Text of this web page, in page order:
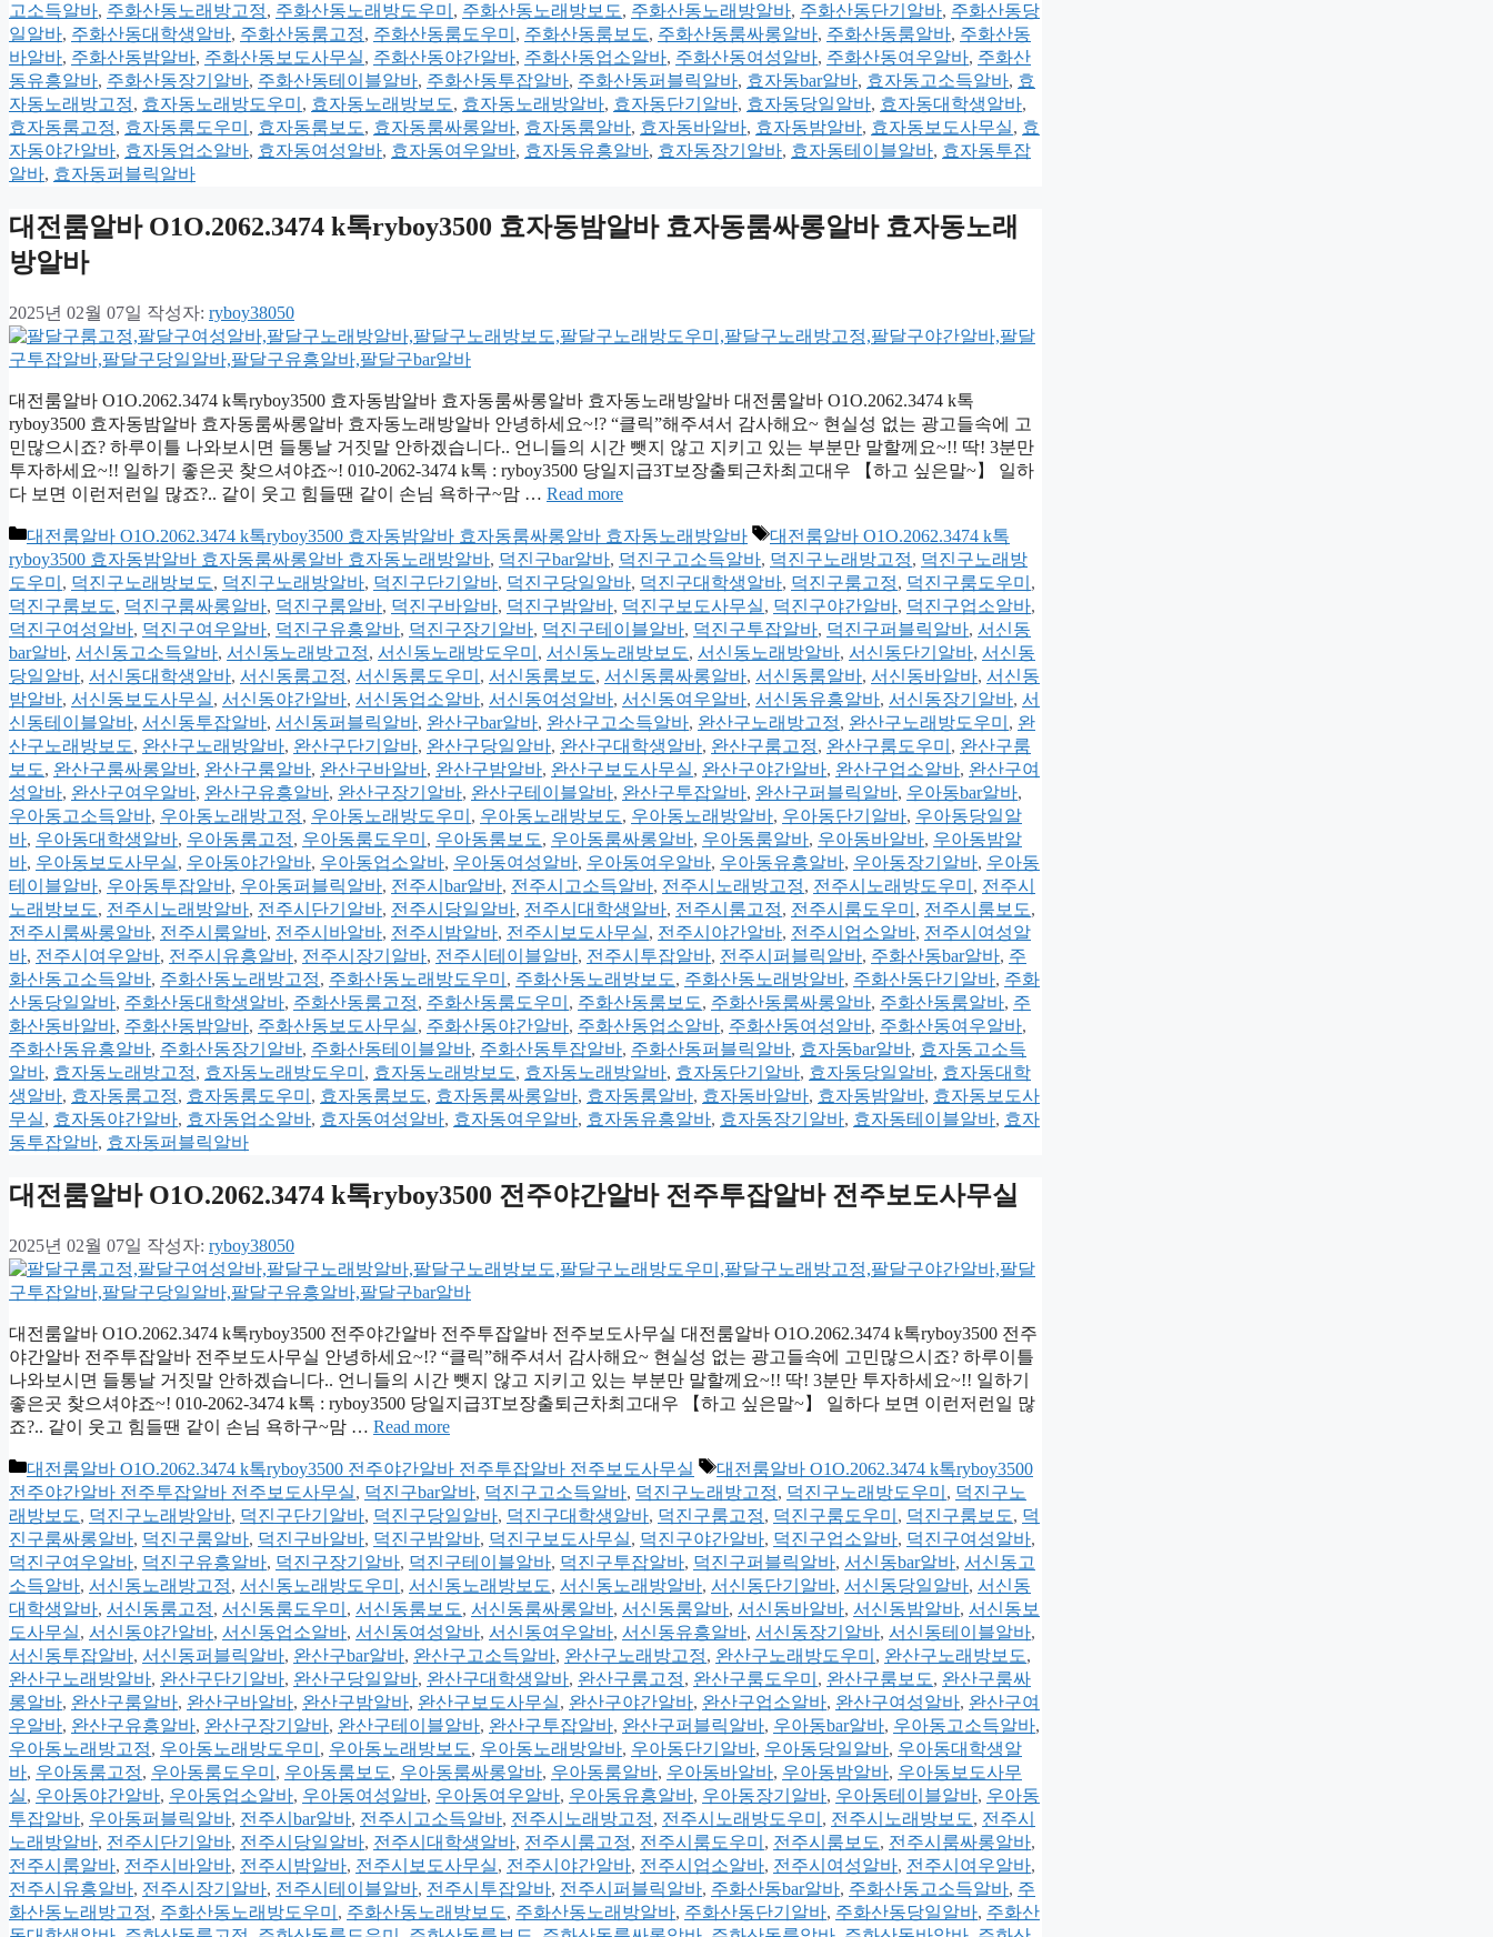
고소득알바, 주화산동노래방고정, 주화산동노래방도우미 , 주화산동노래방보도, 주화산동노래방알바, 주화산동단기알바, 주화산동당
일알바, 주화산동대학생알바, 주화산동룸고정, 주화산동룸도우미 , 주화산동룸보도, 주화산동룸싸롱알바, 주화산동룸알바, 주화산동
바알바, 주화산동밤알바, 주화산동보도사무실, 주화산동야간알바, 주화산동업소알바, 주화산동여성알바, 주화산동여우알바, 주화산
동유흥알바, 주화산동장기알바, 주화산동테이블알바, 주화산동투잡알바, 주화산동퍼블릭알바, 효자동bar알바, 효자동고소득알바, 효
자동노래방고정, 효자동노래방도우미 , 효자동노래방보도, 효자동노래방알바, 효자동단기알바, 효자동당일알바, 효자동대학생알바,
효자동룸고정, 효자동룸도우미 , 효자동룸보도, 효자동룸싸롱알바, 효자동룸알바, 효자동바알바, 효자동밤알바, 효자동보도사무실, 효
자동야간알바, 효자동업소알바, 효자동여성알바, 효자동여우알바, 효자동유흥알바, 효자동장기알바, 효자동테이블알바, 효자동투잡
알바, 효자동퍼블릭알바
대전룸알바 O1O.2062.3474 k톡ryboy3500 효자동밤알바 효자동룸싸롱알바 효자동노래
방알바
2025년 02월 07일 작성자: ryboy38050
대전룸알바 O1O.2062.3474 k톡ryboy3500 효자동밤알바 효자동룸싸롱알바 효자동노래방알바 대전룸알바 O1O.2062.3474 k톡
ryboy3500 효자동밤알바 효자동룸싸롱알바 효자동노래방알바 안녕하세요~!? “클릭”해주셔서 감사해요~ 현실성 없는 광고들속에 고
민많으시죠? 하루이틀 나와보시면 들통날 거짓말 안하겠습니다.. 언니들의 시간 뺏지 않고 지키고 있는 부분만 말할께요~!! 딱! 3분만
투자하세요~!! 일하기 좋은곳 찾으셔야죠~! 010-2062-3474 k톡 : ryboy3500 당일지급3T보장출퇴근차최고대우 【하고 싶은말~】 일하
다 보면 이런저런일 많죠?.. 같이 웃고 힘들땐 같이 손님 욕하구~맘 … Read more
카
테
고
리
대전룸알바 O1O.2062.3474 k톡ryboy3500 효자동밤알바 효자동룸싸롱알바 효자동노래방알바
태
그
대전룸알바 O1O.2062.3474 k톡
ryboy3500 효자동밤알바 효자동룸싸롱알바 효자동노래방알바, 덕진구bar알바, 덕진구고소득알바, 덕진구노래방고정, 덕진구노래방
도우미 , 덕진구노래방보도, 덕진구노래방알바, 덕진구단기알바, 덕진구당일알바, 덕진구대학생알바, 덕진구룸고정, 덕진구룸도우미 ,
덕진구룸보도, 덕진구룸싸롱알바, 덕진구룸알바, 덕진구바알바, 덕진구밤알바, 덕진구보도사무실, 덕진구야간알바, 덕진구업소알바,
덕진구여성알바, 덕진구여우알바, 덕진구유흥알바, 덕진구장기알바, 덕진구테이블알바, 덕진구투잡알바, 덕진구퍼블릭알바, 서신동
bar알바, 서신동고소득알바, 서신동노래방고정, 서신동노래방도우미 , 서신동노래방보도, 서신동노래방알바, 서신동단기알바, 서신동
당일알바, 서신동대학생알바, 서신동룸고정, 서신동룸도우미 , 서신동룸보도, 서신동룸싸롱알바, 서신동룸알바, 서신동바알바, 서신동
밤알바, 서신동보도사무실, 서신동야간알바, 서신동업소알바, 서신동여성알바, 서신동여우알바, 서신동유흥알바, 서신동장기알바, 서
신동테이블알바, 서신동투잡알바, 서신동퍼블릭알바, 완산구bar알바, 완산구고소득알바, 완산구노래방고정, 완산구노래방도우미 , 완
산구노래방보도, 완산구노래방알바, 완산구단기알바, 완산구당일알바, 완산구대학생알바, 완산구룸고정, 완산구룸도우미 , 완산구룸
보도, 완산구룸싸롱알바, 완산구룸알바, 완산구바알바, 완산구밤알바, 완산구보도사무실, 완산구야간알바, 완산구업소알바, 완산구여
성알바, 완산구여우알바, 완산구유흥알바, 완산구장기알바, 완산구테이블알바, 완산구투잡알바, 완산구퍼블릭알바, 우아동bar알바,
우아동고소득알바, 우아동노래방고정, 우아동노래방도우미 , 우아동노래방보도, 우아동노래방알바, 우아동단기알바, 우아동당일알
바, 우아동대학생알바, 우아동룸고정, 우아동룸도우미 , 우아동룸보도, 우아동룸싸롱알바, 우아동룸알바, 우아동바알바, 우아동밤알
바, 우아동보도사무실, 우아동야간알바, 우아동업소알바, 우아동여성알바, 우아동여우알바, 우아동유흥알바, 우아동장기알바, 우아동
테이블알바, 우아동투잡알바, 우아동퍼블릭알바, 전주시bar알바, 전주시고소득알바, 전주시노래방고정, 전주시노래방도우미 , 전주시
노래방보도, 전주시노래방알바, 전주시단기알바, 전주시당일알바, 전주시대학생알바, 전주시룸고정, 전주시룸도우미 , 전주시룸보도,
전주시룸싸롱알바, 전주시룸알바, 전주시바알바, 전주시밤알바, 전주시보도사무실, 전주시야간알바, 전주시업소알바, 전주시여성알
바, 전주시여우알바, 전주시유흥알바, 전주시장기알바, 전주시테이블알바, 전주시투잡알바, 전주시퍼블릭알바, 주화산동bar알바, 주
화산동고소득알바, 주화산동노래방고정, 주화산동노래방도우미 , 주화산동노래방보도, 주화산동노래방알바, 주화산동단기알바, 주화
산동당일알바, 주화산동대학생알바, 주화산동룸고정, 주화산동룸도우미 , 주화산동룸보도, 주화산동룸싸롱알바, 주화산동룸알바, 주
화산동바알바, 주화산동밤알바, 주화산동보도사무실, 주화산동야간알바, 주화산동업소알바, 주화산동여성알바, 주화산동여우알바,
주화산동유흥알바, 주화산동장기알바, 주화산동테이블알바, 주화산동투잡알바, 주화산동퍼블릭알바, 효자동bar알바, 효자동고소득
알바, 효자동노래방고정, 효자동노래방도우미 , 효자동노래방보도, 효자동노래방알바, 효자동단기알바, 효자동당일알바, 효자동대학
생알바, 효자동룸고정, 효자동룸도우미 , 효자동룸보도, 효자동룸싸롱알바, 효자동룸알바, 효자동바알바, 효자동밤알바, 효자동보도사
무실, 효자동야간알바, 효자동업소알바, 효자동여성알바, 효자동여우알바, 효자동유흥알바, 효자동장기알바, 효자동테이블알바, 효자
동투잡알바, 효자동퍼블릭알바
대전룸알바 O1O.2062.3474 k톡ryboy3500 전주야간알바 전주투잡알바 전주보도사무실
2025년 02월 07일 작성자: ryboy38050
대전룸알바 O1O.2062.3474 k톡ryboy3500 전주야간알바 전주투잡알바 전주보도사무실 대전룸알바 O1O.2062.3474 k톡ryboy3500 전주
야간알바 전주투잡알바 전주보도사무실 안녕하세요~!? “클릭”해주셔서 감사해요~ 현실성 없는 광고들속에 고민많으시죠? 하루이틀
나와보시면 들통날 거짓말 안하겠습니다.. 언니들의 시간 뺏지 않고 지키고 있는 부분만 말할께요~!! 딱! 3분만 투자하세요~!! 일하기
좋은곳 찾으셔야죠~! 010-2062-3474 k톡 : ryboy3500 당일지급3T보장출퇴근차최고대우 【하고 싶은말~】 일하다 보면 이런저런일 많
죠?.. 같이 웃고 힘들땐 같이 손님 욕하구~맘 … Read more
카
테
고
리
대전룸알바 O1O.2062.3474 k톡ryboy3500 전주야간알바 전주투잡알바 전주보도사무실
태
그
대전룸알바 O1O.2062.3474 k톡ryboy3500
전주야간알바 전주투잡알바 전주보도사무실, 덕진구bar알바, 덕진구고소득알바, 덕진구노래방고정, 덕진구노래방도우미 , 덕진구노
래방보도, 덕진구노래방알바, 덕진구단기알바, 덕진구당일알바, 덕진구대학생알바, 덕진구룸고정, 덕진구룸도우미 , 덕진구룸보도, 덕
진구룸싸롱알바, 덕진구룸알바, 덕진구바알바, 덕진구밤알바, 덕진구보도사무실, 덕진구야간알바, 덕진구업소알바, 덕진구여성알바,
덕진구여우알바, 덕진구유흥알바, 덕진구장기알바, 덕진구테이블알바, 덕진구투잡알바, 덕진구퍼블릭알바, 서신동bar알바, 서신동고
소득알바, 서신동노래방고정, 서신동노래방도우미 , 서신동노래방보도, 서신동노래방알바, 서신동단기알바, 서신동당일알바, 서신동
대학생알바, 서신동룸고정, 서신동룸도우미 , 서신동룸보도, 서신동룸싸롱알바, 서신동룸알바, 서신동바알바, 서신동밤알바, 서신동보
도사무실, 서신동야간알바, 서신동업소알바, 서신동여성알바, 서신동여우알바, 서신동유흥알바, 서신동장기알바, 서신동테이블알바,
서신동투잡알바, 서신동퍼블릭알바, 완산구bar알바, 완산구고소득알바, 완산구노래방고정, 완산구노래방도우미 , 완산구노래방보도,
완산구노래방알바, 완산구단기알바, 완산구당일알바, 완산구대학생알바, 완산구룸고정, 완산구룸도우미 , 완산구룸보도, 완산구룸싸
롱알바, 완산구룸알바, 완산구바알바, 완산구밤알바, 완산구보도사무실, 완산구야간알바, 완산구업소알바, 완산구여성알바, 완산구여
우알바, 완산구유흥알바, 완산구장기알바, 완산구테이블알바, 완산구투잡알바, 완산구퍼블릭알바, 우아동bar알바, 우아동고소득알바,
우아동노래방고정, 우아동노래방도우미 , 우아동노래방보도, 우아동노래방알바, 우아동단기알바, 우아동당일알바, 우아동대학생알
바, 우아동룸고정, 우아동룸도우미 , 우아동룸보도, 우아동룸싸롱알바, 우아동룸알바, 우아동바알바, 우아동밤알바, 우아동보도사무
실, 우아동야간알바, 우아동업소알바, 우아동여성알바, 우아동여우알바, 우아동유흥알바, 우아동장기알바, 우아동테이블알바, 우아동
투잡알바, 우아동퍼블릭알바, 전주시bar알바, 전주시고소득알바, 전주시노래방고정, 전주시노래방도우미 , 전주시노래방보도, 전주시
노래방알바, 전주시단기알바, 전주시당일알바, 전주시대학생알바, 전주시룸고정, 전주시룸도우미 , 전주시룸보도, 전주시룸싸롱알바,
전주시룸알바, 전주시바알바, 전주시밤알바, 전주시보도사무실, 전주시야간알바, 전주시업소알바, 전주시여성알바, 전주시여우알바,
전주시유흥알바, 전주시장기알바, 전주시테이블알바, 전주시투잡알바, 전주시퍼블릭알바, 주화산동bar알바, 주화산동고소득알바, 주
화산동노래방고정, 주화산동노래방도우미 , 주화산동노래방보도, 주화산동노래방알바, 주화산동단기알바, 주화산동당일알바, 주화산